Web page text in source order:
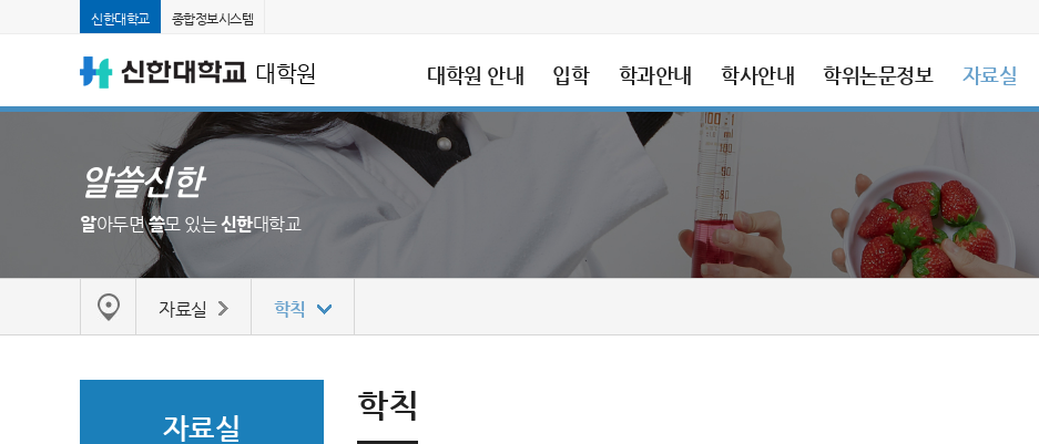
신한대학교 종합정보시스템
대학원 대학원 안내 입학 학과안내 학사안내 학위논문정보 자료실
알쓸신한
알아두면쓸모 있는신한대학교
자료실 학칙
자료실
학칙